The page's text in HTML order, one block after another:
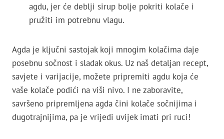
agdu, jer će deblji sirup bolje pokriti kolače i
pružiti im potrebnu vlagu.
Agda je ključni sastojak koji mnogim kolačima daje
posebnu sočnost i sladak okus. Uz naš detaljan recept,
savjete i varijacije, možete pripremiti agdu koja će
vaše kolače podići na viši nivo. I ne zaboravite,
savršeno pripremljena agda čini kolače sočnijima i
dugotrajnijima, pa je vrijedi uvijek imati pri ruci!